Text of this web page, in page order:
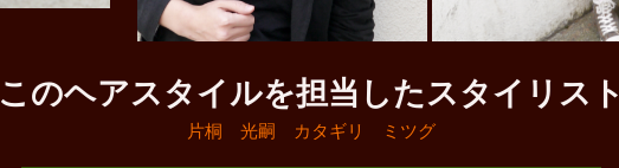
このヘアスタイルを担当したスタイリスト
片桐 光嗣 カタギリ ミツグ